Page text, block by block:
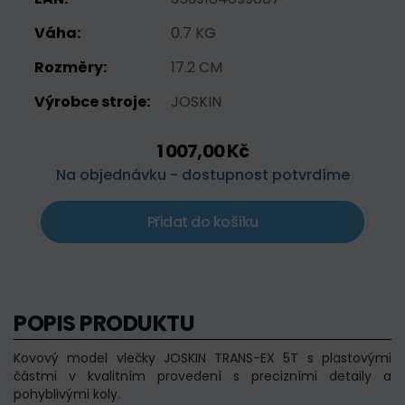
Váha:
0.7 KG
Rozměry:
17.2 CM
Výrobce stroje:
JOSKIN
1 007,00 Kč
Na objednávku - dostupnost potvrdíme
Přidat do košíku
POPIS PRODUKTU
Kovový model vlečky JOSKIN TRANS-EX 5T s plastovými
částmi v kvalitním provedení s precizními detaily a
pohyblivými koly.